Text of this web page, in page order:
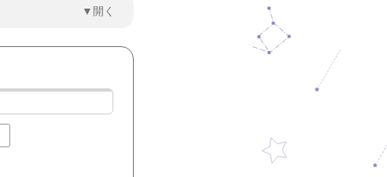
▼開く